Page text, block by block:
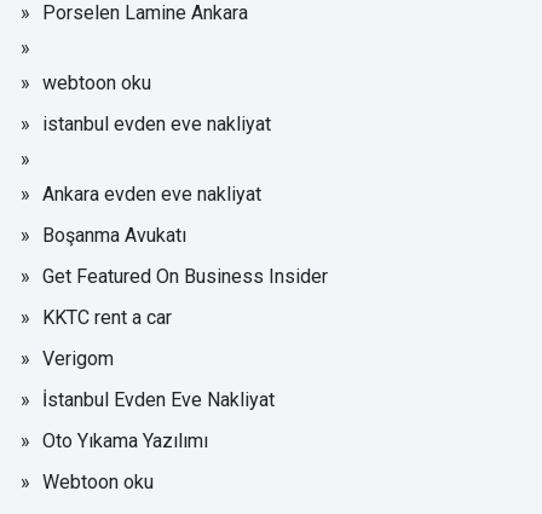
Porselen Lamine Ankara
webtoon oku
istanbul evden eve nakliyat
Ankara evden eve nakliyat
Boşanma Avukatı
Get Featured On Business Insider
KKTC rent a car
Verigom
İstanbul Evden Eve Nakliyat
Oto Yıkama Yazılımı
Webtoon oku